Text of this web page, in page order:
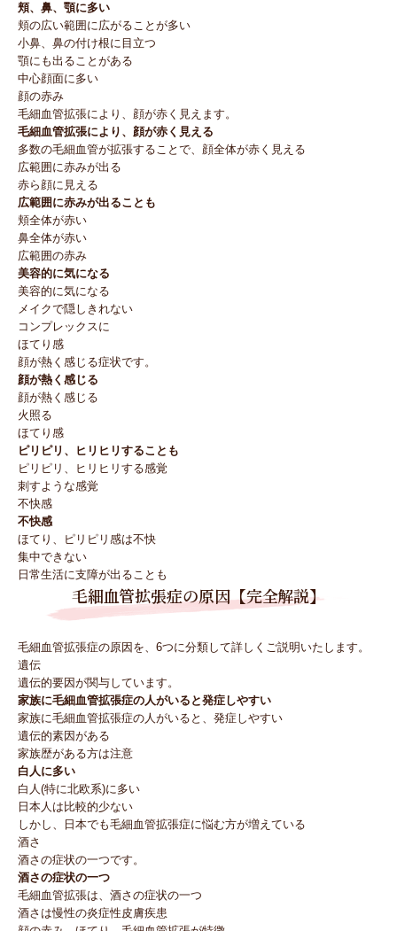
頬、鼻、顎に多い
頬の広い範囲に広がることが多い
小鼻、鼻の付け根に目立つ
顎にも出ることがある
中心顔面に多い
顔の赤み
毛細血管拡張により、顔が赤く見えます。
毛細血管拡張により、顔が赤く見える
多数の毛細血管が拡張することで、顔全体が赤く見える
広範囲に赤みが出る
赤ら顔に見える
広範囲に赤みが出ることも
頬全体が赤い
鼻全体が赤い
広範囲の赤み
美容的に気になる
美容的に気になる
メイクで隠しきれない
コンプレックスに
ほてり感
顔が熱く感じる症状です。
顔が熱く感じる
顔が熱く感じる
火照る
ほてり感
ピリピリ、ヒリヒリすることも
ピリピリ、ヒリヒリする感覚
刺すような感覚
不快感
不快感
ほてり、ピリピリ感は不快
集中できない
日常生活に支障が出ることも
毛細血管拡張症の原因【完全解説】
毛細血管拡張症の原因を、6つに分類して詳しくご説明いたします。
遺伝
遺伝的要因が関与しています。
家族に毛細血管拡張症の人がいると発症しやすい
家族に毛細血管拡張症の人がいると、発症しやすい
遺伝的素因がある
家族歴がある方は注意
白人に多い
白人(特に北欧系)に多い
日本人は比較的少ない
しかし、日本でも毛細血管拡張症に悩む方が増えている
酒さ
酒さの症状の一つです。
酒さの症状の一つ
毛細血管拡張は、酒さの症状の一つ
酒さは慢性の炎症性皮膚疾患